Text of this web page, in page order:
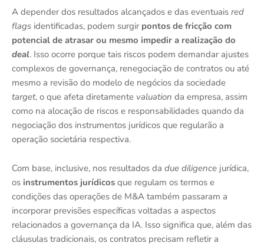
A depender dos resultados alcançados e das eventuais red
flags identificadas, podem surgir pontos de fricção com
potencial de atrasar ou mesmo impedir a realização do
deal. Isso ocorre porque tais riscos podem demandar ajustes
complexos de governança, renegociação de contratos ou até
mesmo a revisão do modelo de negócios da sociedade
target, o que afeta diretamente valuation da empresa, assim
como na alocação de riscos e responsabilidades quando da
negociação dos instrumentos jurídicos que regularão a
operação societária respectiva.
Com base, inclusive, nos resultados da due diligence jurídica,
os instrumentos jurídicos que regulam os termos e
condições das operações de M&A também passaram a
incorporar previsões específicas voltadas a aspectos
relacionados a governança da IA. Isso significa que, além das
cláusulas tradicionais, os contratos precisam refletir a